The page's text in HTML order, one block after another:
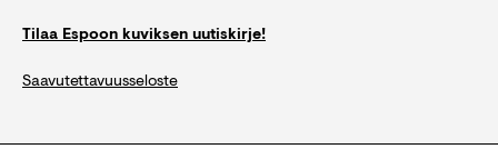
Tilaa Espoon kuviksen uutiskirje!
Saavutettavuusseloste